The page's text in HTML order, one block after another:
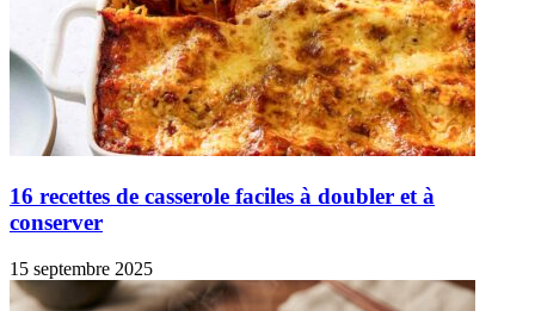
16 recettes de casserole faciles à doubler et à
conserver
15 septembre 2025